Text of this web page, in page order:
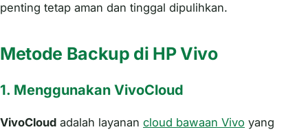
penting tetap aman dan tinggal dipulihkan.
Metode Backup di HP Vivo
1. Menggunakan VivoCloud
VivoCloud adalah layanan cloud bawaan Vivo yang